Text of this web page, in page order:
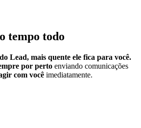
tempo todo
Lead, mais quente ele fica para você.
por perto enviando comunicações
com você imediatamente.